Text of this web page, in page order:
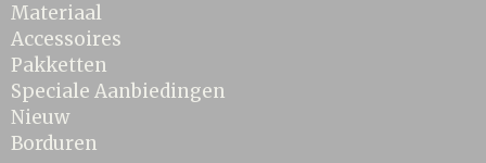
Materiaal
Accessoires
Pakketten
Speciale Aanbiedingen
Nieuw
Borduren